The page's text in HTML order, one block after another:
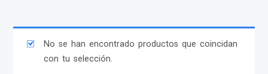
No se han encontrado productos que coincidan
con tu selección.